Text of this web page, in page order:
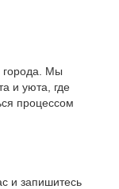
города. Мы
и уюта, где
процессом
и запишитесь